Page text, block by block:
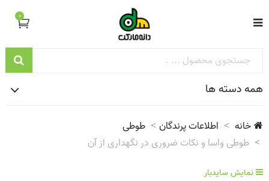
0
همه دسته ها
خانه اطلاعات پرندگان
طوطی
طوطی واسا و نکات ضروری در نگهداری از آن
نمایش سایدبار